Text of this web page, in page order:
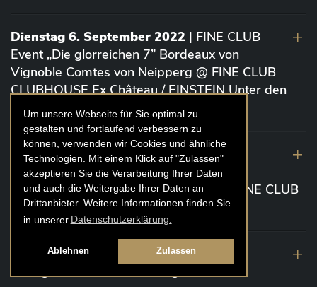
Um unsere Webseite für Sie optimal zu
gestalten und fortlaufend verbessern zu
können, verwenden wir Cookies und ähnliche
Technologien. Mit einem Klick auf "Zulassen"
akzeptieren Sie die Verarbeitung Ihrer Daten
und auch die Weitergabe Ihrer Daten an
Drittanbieter. Weitere Informationen finden Sie
in unserer Datenschutzerklärung.
Ablehnen Zulassen
Dienstag 6. September 2022 | FINE CLUB
Event „Die glorreichen 7” Bordeaux von
Vignoble Comtes von Neipperg @ FINE CLUB
CLUBHOUSE Ex Château / EINSTEIN Unter den
Linden (Berlin)
19. August 2022| FINE CLUB Academy
Caviar „Die glorreichen 7“ Riesling Große
Gewächse von der Mosel aus 2020 @ FINE CLUB
Clubhouse Prunier Cologne (Köln)
29. Juli 2022
| Weinbergwanderung
Weingüter Geheimrat J. Wegeler